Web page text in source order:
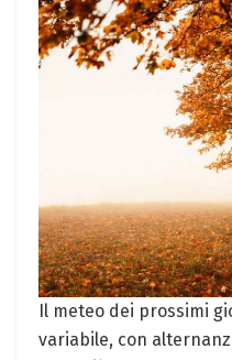
Il meteo‌ dei prossimi‍
variabile, con